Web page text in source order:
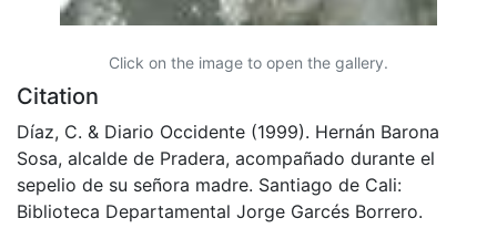
Click on the image to open the gallery.
Citation
Díaz, C. & Diario Occidente (1999). Hernán Barona
Sosa, alcalde de Pradera, acompañado durante el
sepelio de su señora madre. Santiago de Cali:
Biblioteca Departamental Jorge Garcés Borrero.